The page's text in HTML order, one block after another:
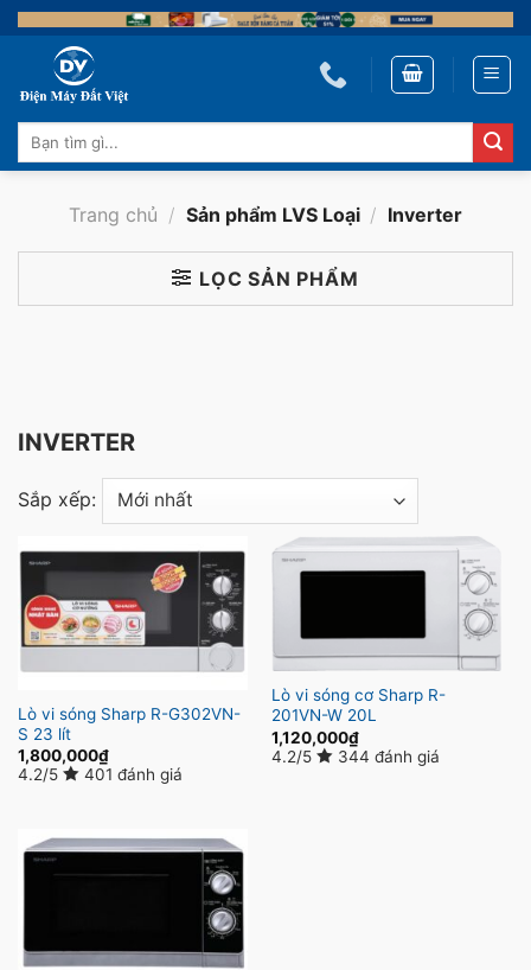
Skip
to
content
Tìm
kiếm:
Trang chủ / Sản phẩm LVS Loại / Inverter
LỌC SẢN PHẨM
INVERTER
Sắp xếp:
Lò vi sóng Sharp R-G302VN-
S 23 lít
1,800,000₫
4.2/5
401 đánh giá
Lò vi sóng cơ Sharp R-
201VN-W 20L
1,120,000₫
4.2/5
344 đánh giá